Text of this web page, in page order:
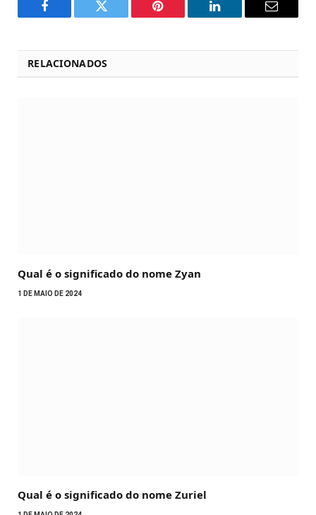
Facebook Twitter Pinterest LinkedIn Email
RELACIONADOS
Qual é o significado do nome Zyan
1 DE MAIO DE 2024
Qual é o significado do nome Zuriel